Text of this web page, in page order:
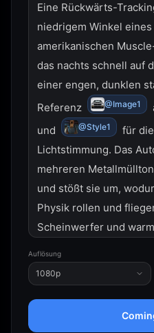
Eine Rückwärts-
niedrigem Winkel
amerikanischen
das nachts schnell auf
einer engen, dunklen
Referenz
@Image1
und
@Style1
für
Lichtstimmung. Das
mehreren
und stößt sie um,
Physik rollen und
Scheinwerfer und
Ziegelwände mit
filmreifer Actionfilm-
Auflösung
1080p